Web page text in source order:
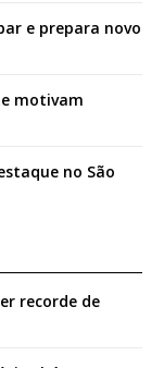
e prepara novo
motivam
no São
recorde de